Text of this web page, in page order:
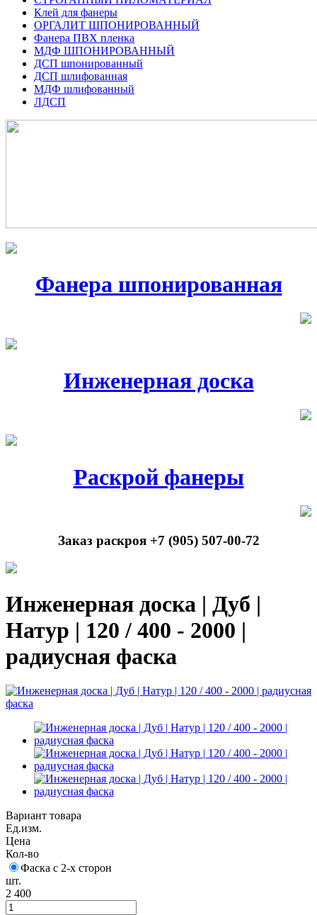
Клей для фанеры
ОРГАЛИТ ШПОНИРОВАННЫЙ
Фанера ПВХ пленка
МДФ ШПОНИРОВАННЫЙ
ДСП шпонированный
ДСП шлифованная
МДФ шлифованный
ЛДСП
Фанера шпонированная
Инженерная доска
Раскрой фанеры
Заказ раскроя +7 (905) 507-00-72
Инженерная доска | Дуб |
Натур | 120 / 400 - 2000 |
радиусная фаска
Вариант товара
Ед.изм.
Цена
Кол-во
Фаска с 2-х сторон
шт.
2 400